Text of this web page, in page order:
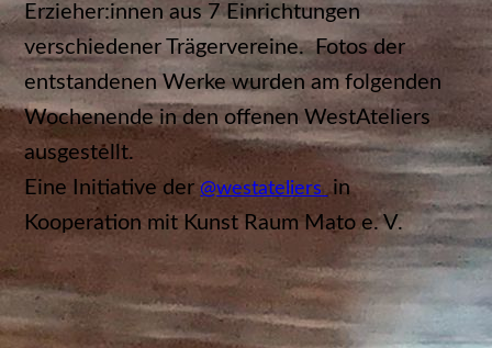
Erzieher:innen aus 7 Einrichtungen
verschiedener Trägervereine. Fotos der
entstandenen Werke wurden am folgenden
Wochenende in den offenen WestAteliers
ausgestellt.
Eine Initiative der @westateliers in
Kooperation mit Kunst Raum Mato e. V.